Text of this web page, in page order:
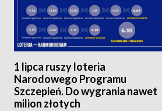
1 lipca ruszy loteria
Narodowego Programu
Szczepień. Do wygrania nawet
milion złotych